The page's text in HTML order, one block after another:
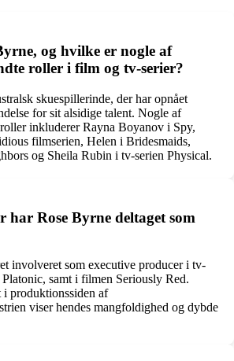
og hvilke er nogle af
roller i film og tv-serier?
skuespillerinde, der har opnået
for sit alsidige talent. Nogle af
inkluderer Rayna Boyanov i Spy,
filmserien, Helen i Bridesmaids,
og Sheila Rubin i tv-serien Physical.
Rose Byrne deltaget som
involveret som executive producer i tv-
samt i filmen Seriously Red.
i produktionssiden af
viser hendes mangfoldighed og dybde